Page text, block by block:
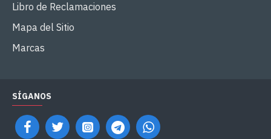
Libro de Reclamaciones
Mapa del Sitio
Marcas
SÍGANOS